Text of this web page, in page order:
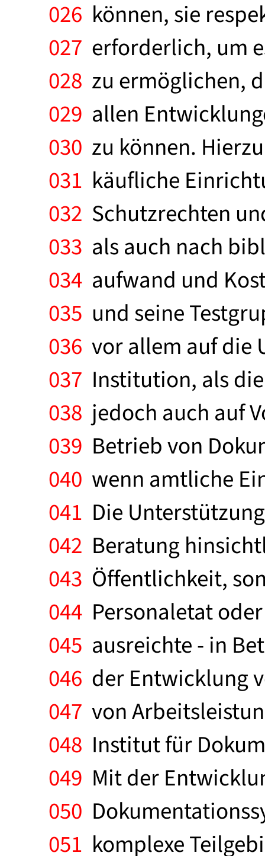
026 können, sie
027 erforderlich, um
028 zu ermöglichen,
029 allen
030 zu können.
031 käufliche
032 Schutzrechten
033 als auch nach
034 aufwand und
035 und seine
036 vor allem auf die
037 Institution, als
038 jedoch auch auf
039 Betrieb von
040 wenn amtliche
041 Die
042 Beratung
043 Öffentlichkeit,
044 Personaletat
045 ausreichte - in
046 der Entwicklung
047 von
048 Institut für
049 Mit der
050
051 komplexe